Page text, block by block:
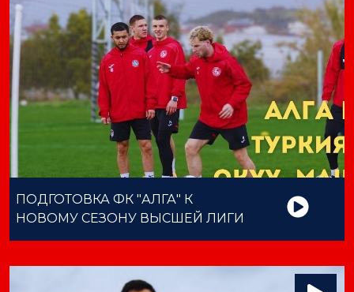
ПОДГОТОВКА ФК "АЛГА" К
НОВОМУ СЕЗОНУ ВЫСШЕЙ ЛИГИ